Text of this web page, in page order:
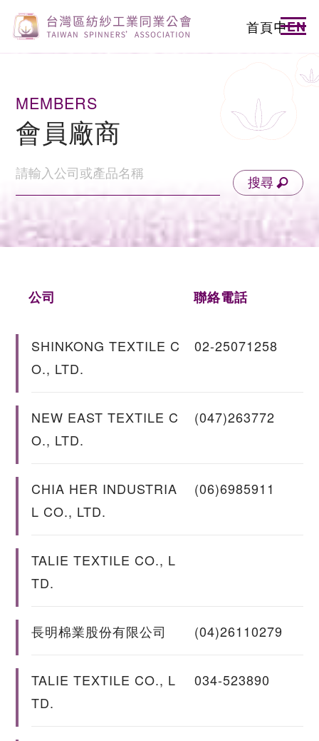
首頁中EN
MEMBERS
會員廠商
搜尋
公司 聯絡電話
SHINKONG TEXTILE C
O., LTD.
02-25071258
NEW EAST TEXTILE C
O., LTD.
(047)263772
CHIA HER INDUSTRIA
L CO., LTD.
(06)6985911
TALIE TEXTILE CO., L
TD.
長明棉業股份有限公司 (04)26110279
TALIE TEXTILE CO., L
TD.
034-523890